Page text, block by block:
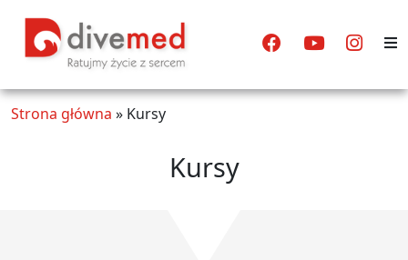
Strona główna » Kursy
Kursy